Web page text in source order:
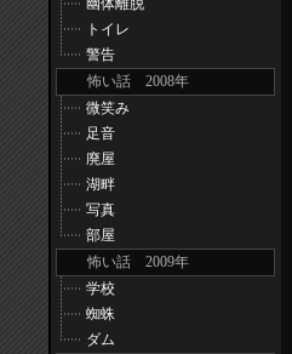
幽体離脱
トイレ
警告
怖い話 2008年
微笑み
足音
廃屋
湖畔
写真
部屋
怖い話 2009年
学校
蜘蛛
ダム